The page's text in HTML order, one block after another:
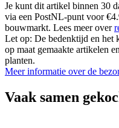
Je kunt dit artikel binnen 30
via een PostNL-punt voor
bouwmarkt. Lees meer over
Let op: De bedenktijd en het
op maat gemaakte artikelen
planten.
Meer informatie over de
Vaak samen